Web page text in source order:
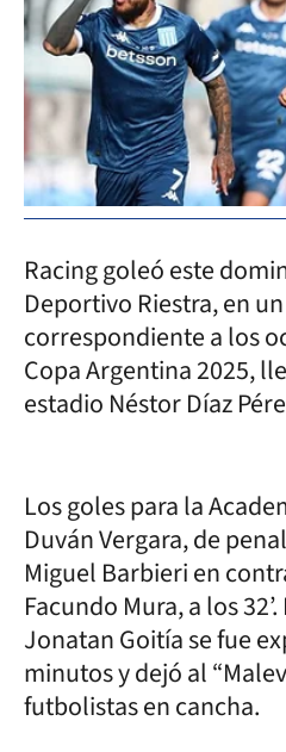
Racing goleó este
Deportivo Riestra, en
correspondiente a los
Copa Argentina 2025,
estadio Néstor Díaz
Los goles para la
Duván Vergara, de
Miguel Barbieri en
Facundo Mura, a los
Jonatan Goitía se fue
minutos y dejó al
futbolistas en cancha.